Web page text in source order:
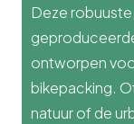
Deze
ontworpen
bikepacking.
natuur of de